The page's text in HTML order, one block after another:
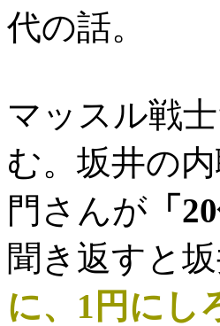
代の話。
マッスル戦
む。坂井の
門さんが 「
聞き返すと
に、1円にし